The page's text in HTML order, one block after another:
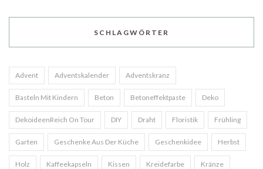
SCHLAGWÖRTER
Advent Adventskalender Adventskranz
Basteln Mit Kindern Beton Betoneffektpaste Deko
DekoideenReich On Tour DIY Draht Floristik Frühling
Garten Geschenke Aus Der Küche Geschenkidee Herbst
Holz Kaffeekapseln Kissen Kreidefarbe Kränze